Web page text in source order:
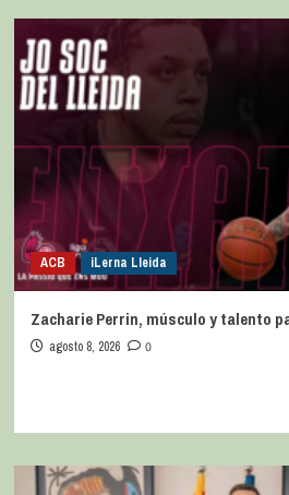
ACB iLerna Lleida
Zacharie Perrin, músculo y talento
agosto 8, 2026 0